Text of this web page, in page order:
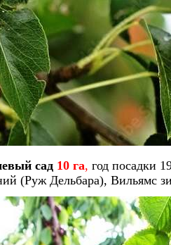
сад 10 га, год посадки
(Руж Дельбара), Вильямс